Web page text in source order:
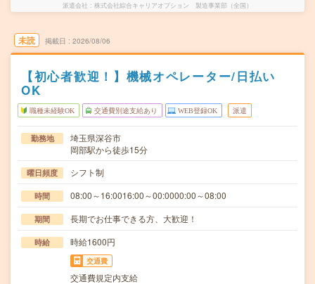
派遣会社 株式会社綜合キャリアオプション 製造事業部（全国）
未読 掲載日 2026/08/06
【初心者歓迎！】機械オペレーター/日払い
OK
職種未経験OK 交通費別途支給あり WEB登録OK 派遣
勤務地
埼玉県深谷市
岡部駅から徒歩15分
曜日頻度 シフト制
時間 08:00～16:0016:00～00:0000:00～08:00
期間 長期でお仕事できる方、大歓迎！
時給 時給1600円
交通費
交通費規定内支給